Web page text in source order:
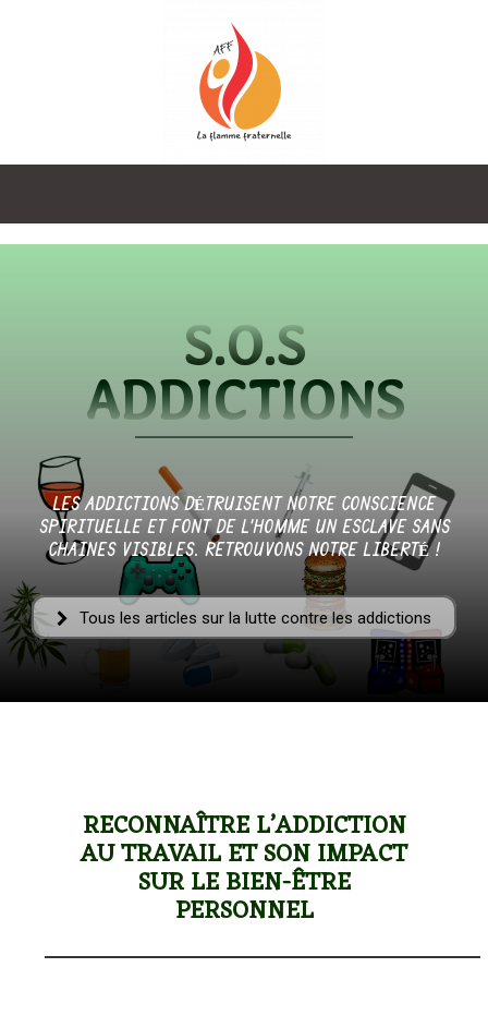
Fraternelle
–
AFF
S.O.S
ADDICTIONS
LES ADDICTIONS DÉTRUISENT NOTRE CONSCIENCE
SPIRITUELLE ET FONT DE L'HOMME UN ESCLAVE SANS
CHAINES VISIBLES. RETROUVONS NOTRE LIBERTÉ !
Tous les articles sur la lutte contre les addictions
RECONNAÎTRE L’ADDICTION
AU TRAVAIL ET SON IMPACT
SUR LE BIEN-ÊTRE
PERSONNEL